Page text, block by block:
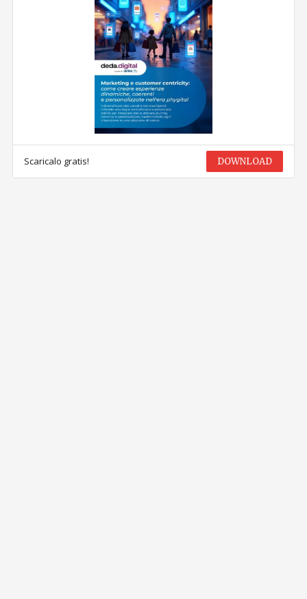
Scaricalo gratis! DOWNLOAD